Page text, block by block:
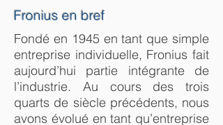
Fronius en bref
Fondé en 1945 en tant que simple
entreprise individuelle, Fronius fait
aujourd’hui partie intégrante de
l’industrie. Au cours des trois
quarts de siècle précédents, nous
avons évolué en tant qu’entreprise